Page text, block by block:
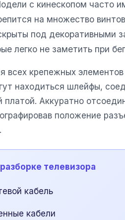
с кинескопом часто
на множество
под декоративными
легко не заметить при
всех крепежных
находиться шлейфы,
платой. Аккуратно
положение
телевизора
кабель
кабели